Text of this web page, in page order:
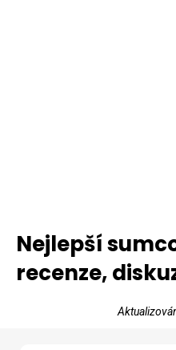
Nejlepší
recenze,